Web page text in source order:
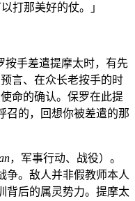
打那美好的仗。」
按手差遣提摩太时，有先
言、在众长老按手的时
命的确认。保罗在此提
召的，回想你被差遣的那
，军事行动、战役）。
争。敌人并非假教师本人
背后的属灵势力。提摩太